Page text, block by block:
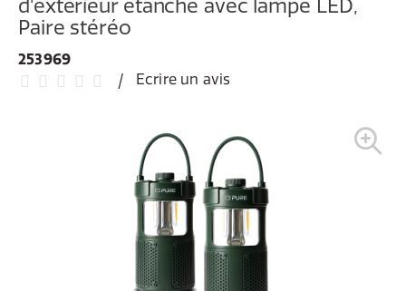
d'extérieur étanche avec lampe LED,
Paire stéréo
253969
Ecrire un avis